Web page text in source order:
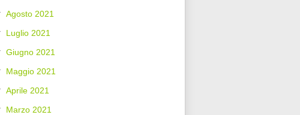
Agosto 2021
Luglio 2021
Giugno 2021
Maggio 2021
Aprile 2021
Marzo 2021